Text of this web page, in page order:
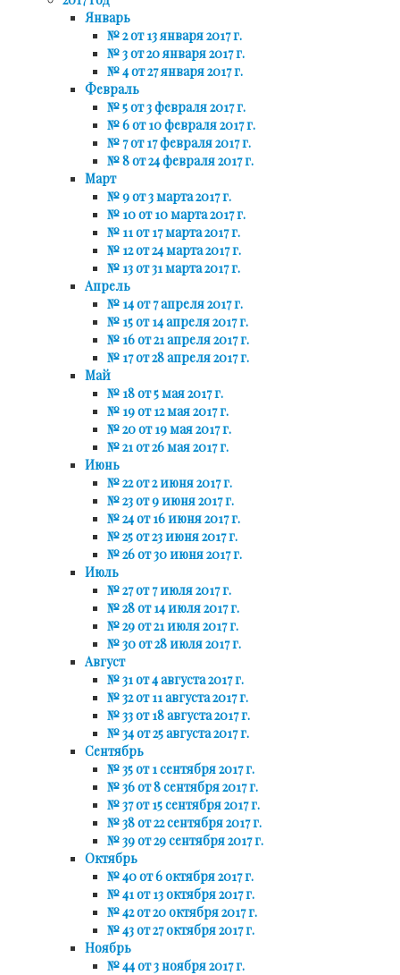
Январь
№ 2 от 13 января 2017 г.
№ 3 от 20 января 2017 г.
№ 4 от 27 января 2017 г.
Февраль
№ 5 от 3 февраля 2017 г.
№ 6 от 10 февраля 2017 г.
№ 7 от 17 февраля 2017 г.
№ 8 от 24 февраля 2017 г.
Март
№ 9 от 3 марта 2017 г.
№ 10 от 10 марта 2017 г.
№ 11 от 17 марта 2017 г.
№ 12 от 24 марта 2017 г.
№ 13 от 31 марта 2017 г.
Апрель
№ 14 от 7 апреля 2017 г.
№ 15 от 14 апреля 2017 г.
№ 16 от 21 апреля 2017 г.
№ 17 от 28 апреля 2017 г.
Май
№ 18 от 5 мая 2017 г.
№ 19 от 12 мая 2017 г.
№ 20 от 19 мая 2017 г.
№ 21 от 26 мая 2017 г.
Июнь
№ 22 от 2 июня 2017 г.
№ 23 от 9 июня 2017 г.
№ 24 от 16 июня 2017 г.
№ 25 от 23 июня 2017 г.
№ 26 от 30 июня 2017 г.
Июль
№ 27 от 7 июля 2017 г.
№ 28 от 14 июля 2017 г.
№ 29 от 21 июля 2017 г.
№ 30 от 28 июля 2017 г.
Август
№ 31 от 4 августа 2017 г.
№ 32 от 11 августа 2017 г.
№ 33 от 18 августа 2017 г.
№ 34 от 25 августа 2017 г.
Сентябрь
№ 35 от 1 сентября 2017 г.
№ 36 от 8 сентября 2017 г.
№ 37 от 15 сентября 2017 г.
№ 38 от 22 сентября 2017 г.
№ 39 от 29 сентября 2017 г.
Октябрь
№ 40 от 6 октября 2017 г.
№ 41 от 13 октября 2017 г.
№ 42 от 20 октября 2017 г.
№ 43 от 27 октября 2017 г.
Ноябрь
№ 44 от 3 ноября 2017 г.